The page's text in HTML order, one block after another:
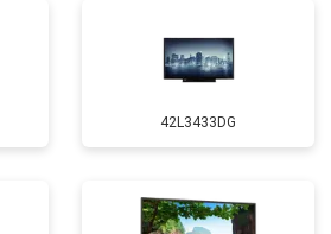
42L3433DG